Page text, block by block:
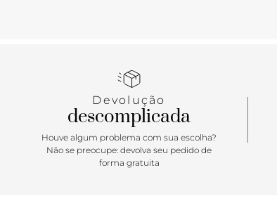
Devolução
descomplicada
Houve algum problema com sua escolha?
Não se preocupe: devolva seu pedido de
forma gratuita